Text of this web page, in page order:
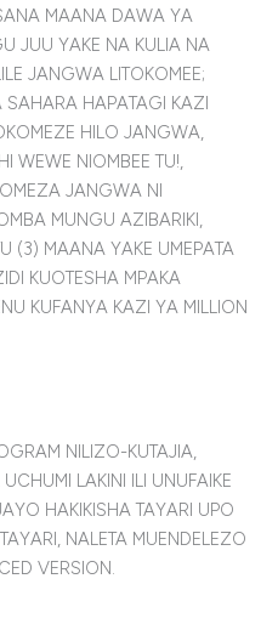
MAANA DAWA YA
JUU YAKE NA KULIA NA
JANGWA LITOKOMEE;
HAPATAGI KAZI
HILO JANGWA,
WEWE NIOMBEE TU!,
JANGWA NI
MUNGU AZIBARIKI,
(3) MAANA YAKE UMEPATA
KUOTESHA MPAKA
KUFANYA KAZI YA MILLION
NILIZO-KUTAJIA,
LAKINI ILI UNUFAIKE
HAKIKISHA TAYARI UPO
NALETA MUENDELEZO
VERSION.